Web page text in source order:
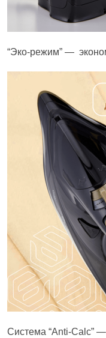
“Эко-режим” —
Система “Anti-Calc”